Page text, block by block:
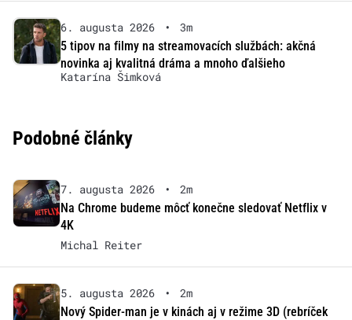
6. augusta 2026 •
3m
5 tipov na filmy na streamovacích službách: akčná
novinka aj kvalitná dráma a mnoho ďalšieho
Katarína Šimková
Podobné články
7. augusta 2026 •
2m
Na Chrome budeme môcť konečne sledovať Netflix v
4K
Michal Reiter
5. augusta 2026 •
2m
Nový Spider-man je v kinách aj v režime 3D (rebríček